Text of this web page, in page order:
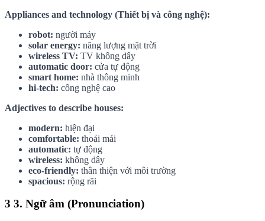
Appliances and technology (Thiết bị và công nghệ):
robot: người máy
solar energy: năng lượng mặt trời
wireless TV: TV không dây
automatic door: cửa tự động
smart home: nhà thông minh
hi-tech: công nghệ cao
Adjectives to describe houses:
modern: hiện đại
comfortable: thoải mái
automatic: tự động
wireless: không dây
eco-friendly: thân thiện với môi trường
spacious: rộng rãi
3 3. Ngữ âm (Pronunciation)